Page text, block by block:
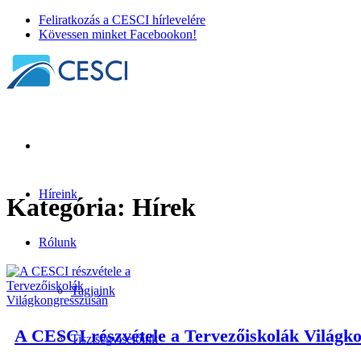
Feliratkozás a CESCI hírlevelére
Kövessen minket Facebookon!
Híreink
Rólunk
Tagjaink
Tisztségviselőink
Kategória: Hírek
A CESCI részvétele a Tervezőiskolák